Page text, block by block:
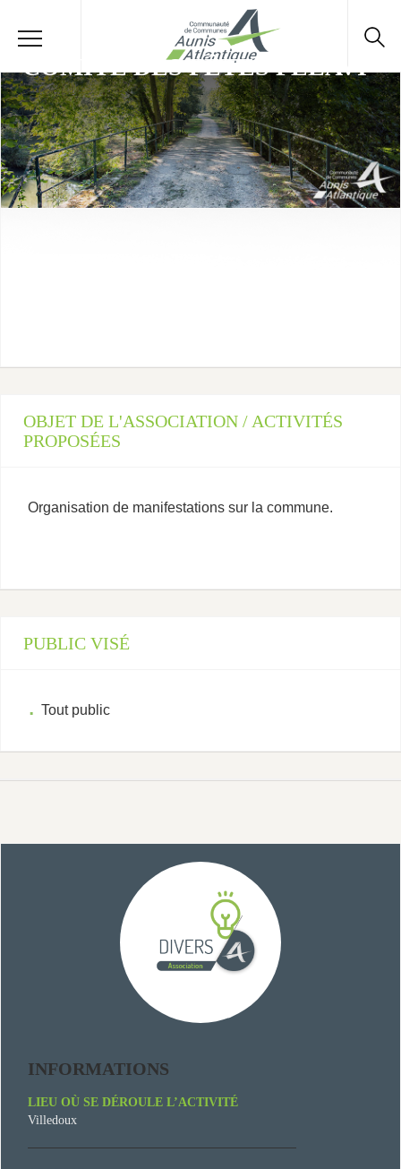
COMITÉ DES FÊTES FELAVI
OBJET DE L'ASSOCIATION / ACTIVITÉS
PROPOSÉES
Organisation de manifestations sur la commune.
PUBLIC VISÉ
Tout public
INFORMATIONS
LIEU OÙ SE DÉROULE L’ACTIVITÉ
Villedoux